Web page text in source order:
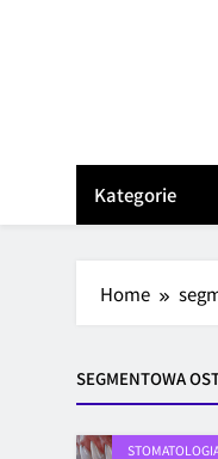
Kategorie
Home
SEGMENTOWA